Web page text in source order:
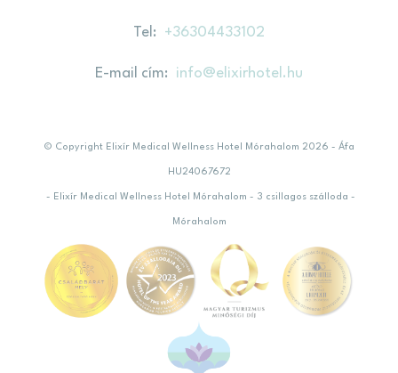
Tel +36304433102
E-mail cím info@elixirhotel.hu
© Copyright Elixír Medical Wellness Hotel Mórahalom 2026 - Áfa
HU24067672
- Elixír Medical Wellness Hotel Mórahalom - 3 csillagos szálloda -
Mórahalom